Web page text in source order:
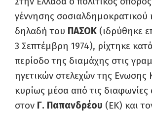
γέννησης σοσιαλδημοκρατικού
δηλαδή του ΠΑΣΟΚ (ιδρύθηκε
3 Σεπτέμβρη 1974), ρίχτηκε
περίοδο της διαμάχης στις
ηγετικών στελεχών της Ενωσης
κυρίως μέσα από τις
στον Γ. Παπανδρέου (ΕΚ) και